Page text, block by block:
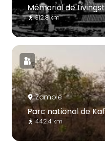
Mémorial de
312.8 km
Zambie
Parc national de
442.4 km